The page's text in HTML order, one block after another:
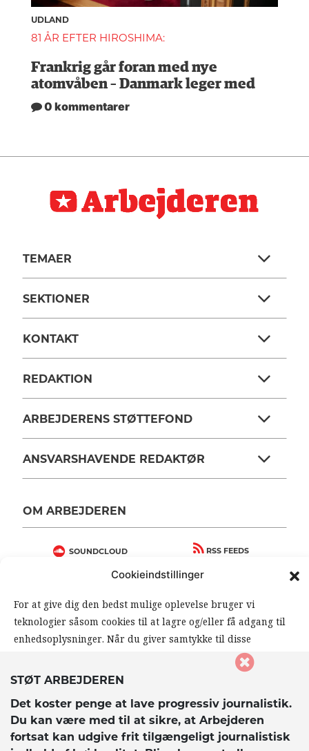
Cookieindstillinger
For at give dig den bedst mulige oplevelse bruger vi
teknologier såsom cookies til at lagre og/eller få adgang til
enhedsoplysninger. Når du giver samtykke til disse
teknologier, giver du os mulighed for at behandle data såsom
din browseradfærd eller unikke ID’er på dette website. Hvis
kan det påvirke visse funktioner og muligheder på
hjemmesiden negativt.
UDLAND
81 ÅR EFTER HIROSHIMA:
Frankrig går foran med nye
atomvåben – Danmark leger med
0 kommentarer
STØT ARBEJDEREN
Det koster penge at lave progressiv journalistik.
Du kan være med til at sikre, at Arbejderen
fortsat kan udgive frit tilgængeligt journalistisk
TEMAER
SEKTIONER
KONTAKT
REDAKTION
ARBEJDERENS STØTTEFOND
ANSVARSHAVENDE REDAKTØR
OM ARBEJDEREN
SOUNDCLOUD RSS FEEDS
| |
© 2026 Arbejderen. Alle rettigheder forbeholdes.